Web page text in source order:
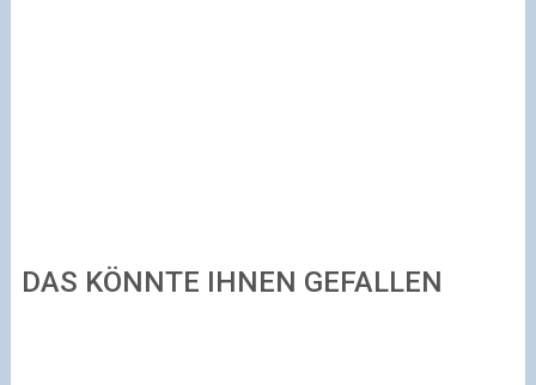
DAS KÖNNTE IHNEN GEFALLEN